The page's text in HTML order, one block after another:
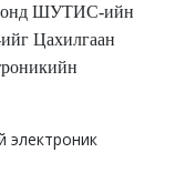
онд ШУТИС-ийн
Цахилгаан
электроник